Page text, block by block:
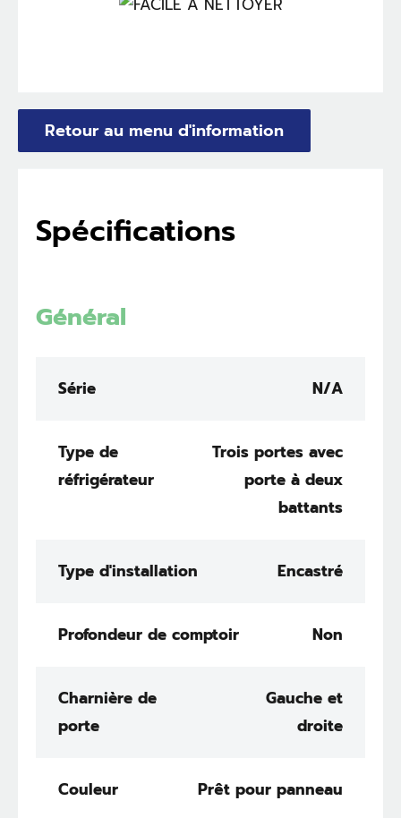
Retour au menu d'information
Spécifications
Général
Série N/A
Type de
réfrigérateur
Trois portes avec
porte à deux
battants
Type d'installation Encastré
Profondeur de comptoir Non
Charnière de
porte
Gauche et
droite
Couleur Prêt pour panneau